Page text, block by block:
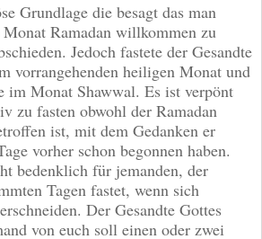
Grundlage die besagt das man
Ramadan willkommen zu
Jedoch fastete der Gesandte
vorrangehenden heiligen Monat und
im Monat Shawwal. Es ist verpönt
zu fasten obwohl der Ramadan
ist, mit dem Gedanken er
vorher schon begonnen haben.
bedenklich für jemanden, der
Tagen fastet, wenn sich
Der Gesandte Gottes
von euch soll einen oder zwei